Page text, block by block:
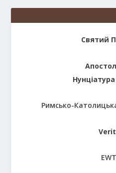
Святий
Римсько-